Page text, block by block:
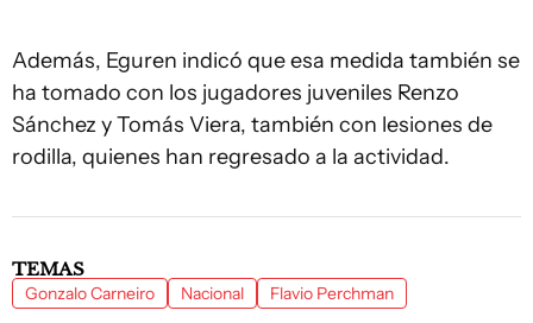
Además, Eguren indicó que esa medida también se
ha tomado con los jugadores juveniles Renzo
Sánchez y Tomás Viera, también con lesiones de
rodilla, quienes han regresado a la actividad.
TEMAS
Gonzalo Carneiro Nacional Flavio Perchman